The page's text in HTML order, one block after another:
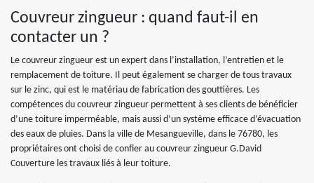
Couvreur zingueur : quand faut-il en
contacter un ?
Le couvreur zingueur est un expert dans l’installation, l’entretien et le
remplacement de toiture. Il peut également se charger de tous travaux
sur le zinc, qui est le matériau de fabrication des gouttières. Les
compétences du couvreur zingueur permettent à ses clients de bénéficier
d’une toiture imperméable, mais aussi d’un système efficace d’évacuation
des eaux de pluies. Dans la ville de Mesangueville, dans le 76780, les
propriétaires ont choisi de confier au couvreur zingueur G.David
Couverture les travaux liés à leur toiture.